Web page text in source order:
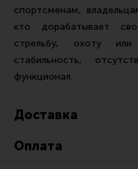
спортсменам,
кто дорабатывает
стрельбу, охоту или
стабильность,
функционал.
Доставка
Оплата